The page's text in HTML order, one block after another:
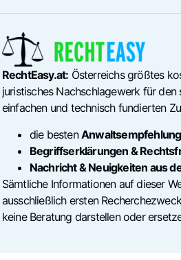
RechtEasy.at: Österreichs größtes
juristisches Nachschlagewerk für den
einfachen und technisch fundierten
die besten
Begriffserklärungen &
Nachricht & Neuigkeiten aus
Sämtliche Informationen auf dieser
ausschließlich ersten
keine Beratung darstellen oder